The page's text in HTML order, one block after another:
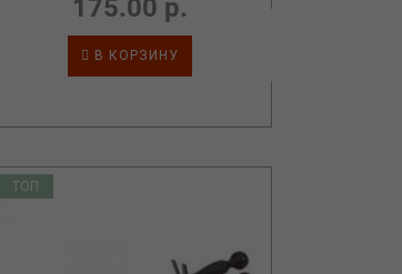
175.00 р.
В КОРЗИНУ
ТОП